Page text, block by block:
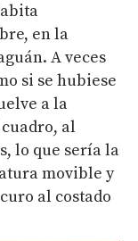
en la
A veces
si se hubiese
a la
al
lo que sería la
movible y
al costado